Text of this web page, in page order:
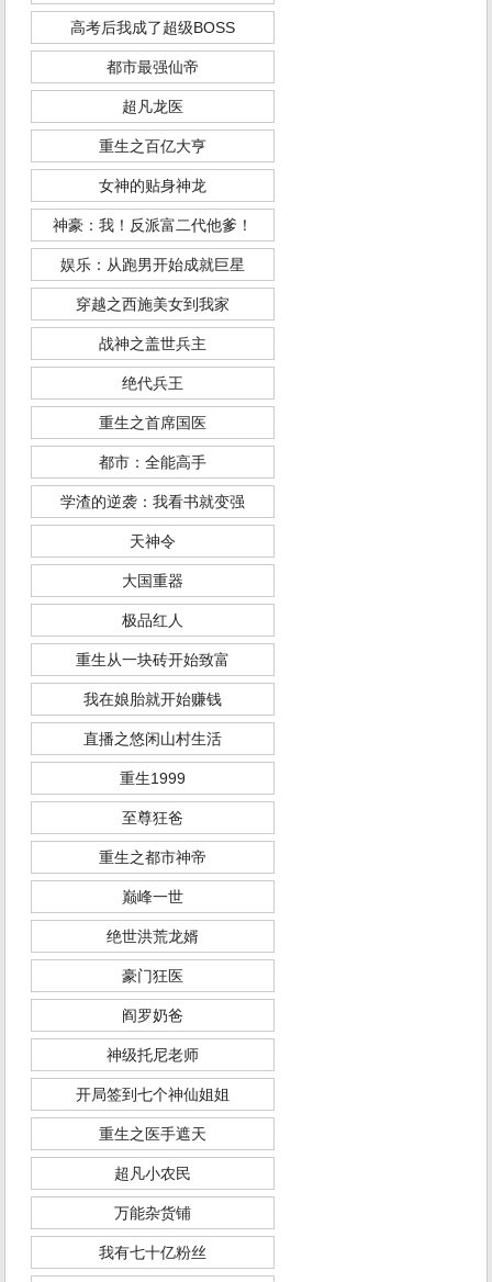
高考后我成了超级BOSS
都市最强仙帝
超凡龙医
重生之百亿大亨
女神的贴身神龙
神豪：我！反派富二代他爹！
娱乐：从跑男开始成就巨星
穿越之西施美女到我家
战神之盖世兵主
绝代兵王
重生之首席国医
都市：全能高手
学渣的逆袭：我看书就变强
天神令
大国重器
极品红人
重生从一块砖开始致富
我在娘胎就开始赚钱
直播之悠闲山村生活
重生1999
至尊狂爸
重生之都市神帝
巅峰一世
绝世洪荒龙婿
豪门狂医
阎罗奶爸
神级托尼老师
开局签到七个神仙姐姐
重生之医手遮天
超凡小农民
万能杂货铺
我有七十亿粉丝